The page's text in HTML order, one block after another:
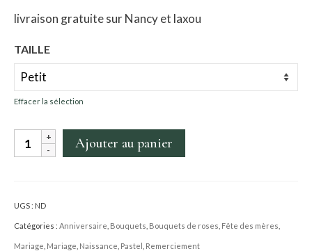
livraison gratuite sur Nancy et laxou
TAILLE
Effacer la sélection
quantité
de
roses
coloré
Ajouter au panier
UGS : ND
Catégories : Anniversaire Bouquets Bouquets de roses Fête des mères
Mariage Mariage Naissance Pastel Remerciement